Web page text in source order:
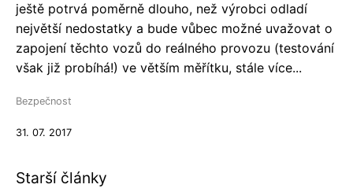
ještě potrvá poměrně dlouho, než výrobci odladí
největší nedostatky a bude vůbec možné uvažovat o
zapojení těchto vozů do reálného provozu (testování
však již probíhá!) ve větším měřítku, stále více...
Bezpečnost
31. 07. 2017
Starší články